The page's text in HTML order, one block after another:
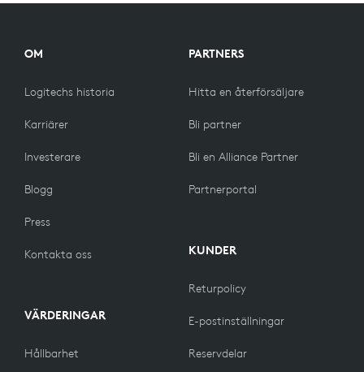
PRODUKTERNA
OM
Logitechs historia
Karriärer
Investerare
Blogg
Press
Kontakta oss
VÄRDERINGAR
Hållbarhet
PARTNERS
Hitta en återförsäljare
Bli partner
Bli en Alliance Partner
Partnerportal
KUNDER
Returpolicy
E-postinställningar
Reservdelar